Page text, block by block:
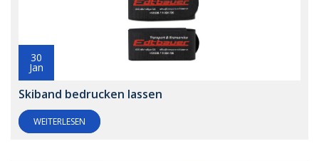
30
Jan
Skiband bedrucken lassen
WEITERLESEN